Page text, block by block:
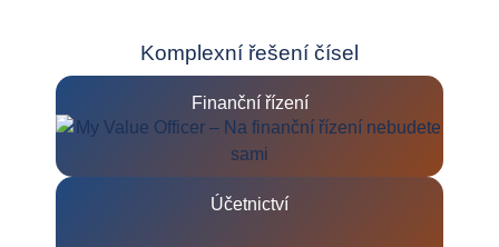
Komplexní řešení čísel
Finanční řízení
Účetnictví